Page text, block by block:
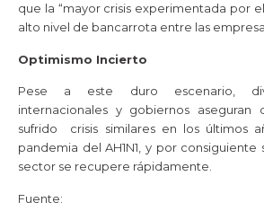
que la “mayor crisis experimentada por
alto nivel de bancarrota entre las
Optimismo Incierto
Pese a este duro escenario,
internacionales y gobiernos
sufrido crisis similares en los últimos
pandemia del AH1N1, y por
sector se recupere rápidamente.
Fuente: